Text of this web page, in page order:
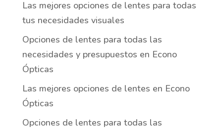
Las mejores opciones de lentes para todas
tus necesidades visuales
Opciones de lentes para todas las
necesidades y presupuestos en Econo
Ópticas
Las mejores opciones de lentes en Econo
Ópticas
Opciones de lentes para todas las